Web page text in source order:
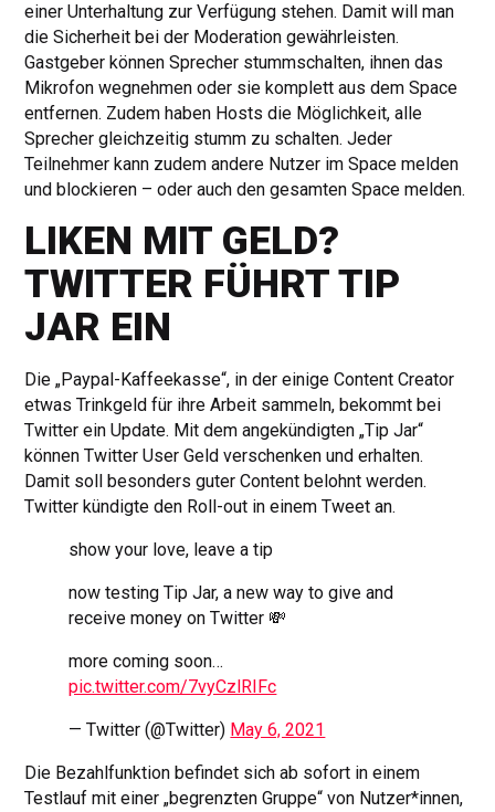
einer Unterhaltung zur Verfügung stehen. Damit will man
die Sicherheit bei der Moderation gewährleisten.
Gastgeber können Sprecher stummschalten, ihnen das
Mikrofon wegnehmen oder sie komplett aus dem Space
entfernen. Zudem haben Hosts die Möglichkeit, alle
Sprecher gleichzeitig stumm zu schalten. Jeder
Teilnehmer kann zudem andere Nutzer im Space melden
und blockieren – oder auch den gesamten Space melden.
LIKEN MIT GELD?
TWITTER FÜHRT TIP
JAR EIN
Die „Paypal-Kaffeekasse“, in der einige Content Creator
etwas Trinkgeld für ihre Arbeit sammeln, bekommt bei
Twitter ein Update. Mit dem angekündigten „Tip Jar“
können Twitter User Geld verschenken und erhalten.
Damit soll besonders guter Content belohnt werden.
Twitter kündigte den Roll-out in einem Tweet an.
show your love, leave a tip
now testing Tip Jar, a new way to give and
receive money on Twitter 💸
more coming soon…
pic.twitter.com/7vyCzlRIFc
— Twitter (@Twitter) May 6, 2021
Die Bezahlfunktion befindet sich ab sofort in einem
Testlauf mit einer „begrenzten Gruppe“ von Nutzer*innen,